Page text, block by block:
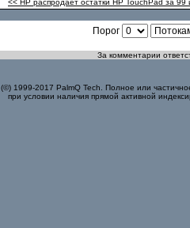
<< HP распродает остатки HP TouchPad за
Порог
За комментарии
(©) 1999-2017 PalmQ Tech. Полное или
при условии наличия прямой активной